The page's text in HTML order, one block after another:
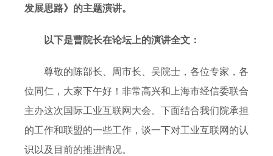
发展思路》的主题演讲。
以下是曹院长在论坛上的演讲全文：
尊敬的陈部长、周市长、吴院士，各位专家，各
位同仁，大家下午好！非常高兴和上海市经信委联合
主办这次国际工业互联网大会。下面结合我们院承担
的工作和联盟的一些工作，谈一下对工业互联网的认
识以及目前的推进情况。